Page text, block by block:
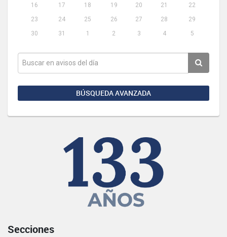
16
17 18 19 20 21
22
23
24 25 26 27 28
29
30
31 1 2 3 4 5
BÚSQUEDA AVANZADA
Secciones